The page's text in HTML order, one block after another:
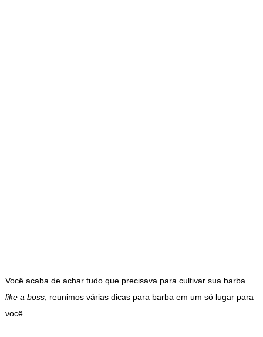
Você acaba de achar tudo que precisava para cultivar sua barba
like a boss, reunimos várias dicas para barba em um só lugar para
você.